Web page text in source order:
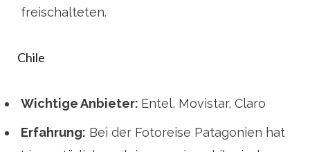
freischalteten.
Chile
Wichtige Anbieter: Entel, Movistar, Claro
Erfahrung: Bei der Fotoreise Patagonien hat